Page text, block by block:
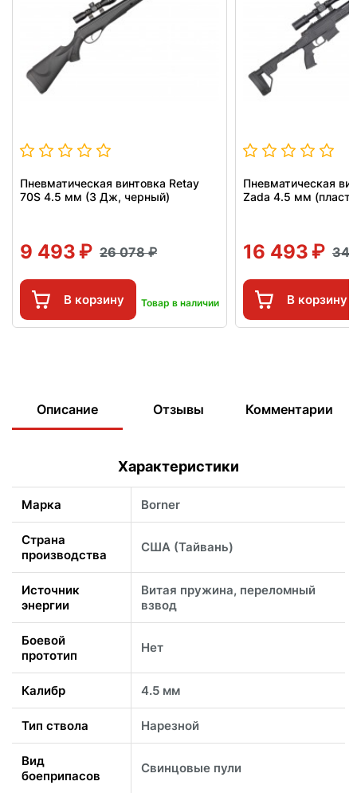
Пневматическая винтовка Retay
70S 4.5 мм (3 Дж, черный)
9 493 26 078
В корзину Товар в наличии
Пневматическая
Zada 4.5 мм
16 493 34
В корзину
Описание Отзывы Комментарии
Характеристики
Марка Borner
Страна
производства
США (Тайвань)
Источник
энергии
Витая пружина, переломный
взвод
Боевой
прототип
Нет
Калибр 4.5 мм
Тип ствола Нарезной
Вид
боеприпасов
Свинцовые пули